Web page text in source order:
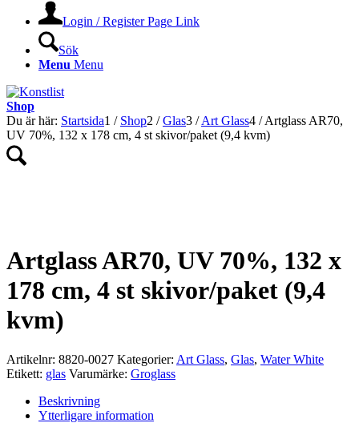
Login / Register Page Link
Sök
Menu Menu
Shop
Du är här: Startsida1 / Shop2 / Glas3 / Art Glass4 / Artglass AR70,
UV 70%, 132 x 178 cm, 4 st skivor/paket (9,4 kvm)
Artglass AR70, UV 70%, 132 x
178 cm, 4 st skivor/paket (9,4
kvm)
Artikelnr: 8820-0027 Kategorier: Art Glass, Glas, Water White
Etikett: glas Varumärke: Groglass
Beskrivning
Ytterligare information